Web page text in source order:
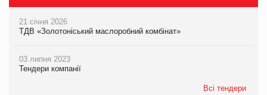
21 січня 2026
ТДВ «Золотоніський маслоробний комбінат»
03 липня 2023
Тендери компанії
Всі тендери